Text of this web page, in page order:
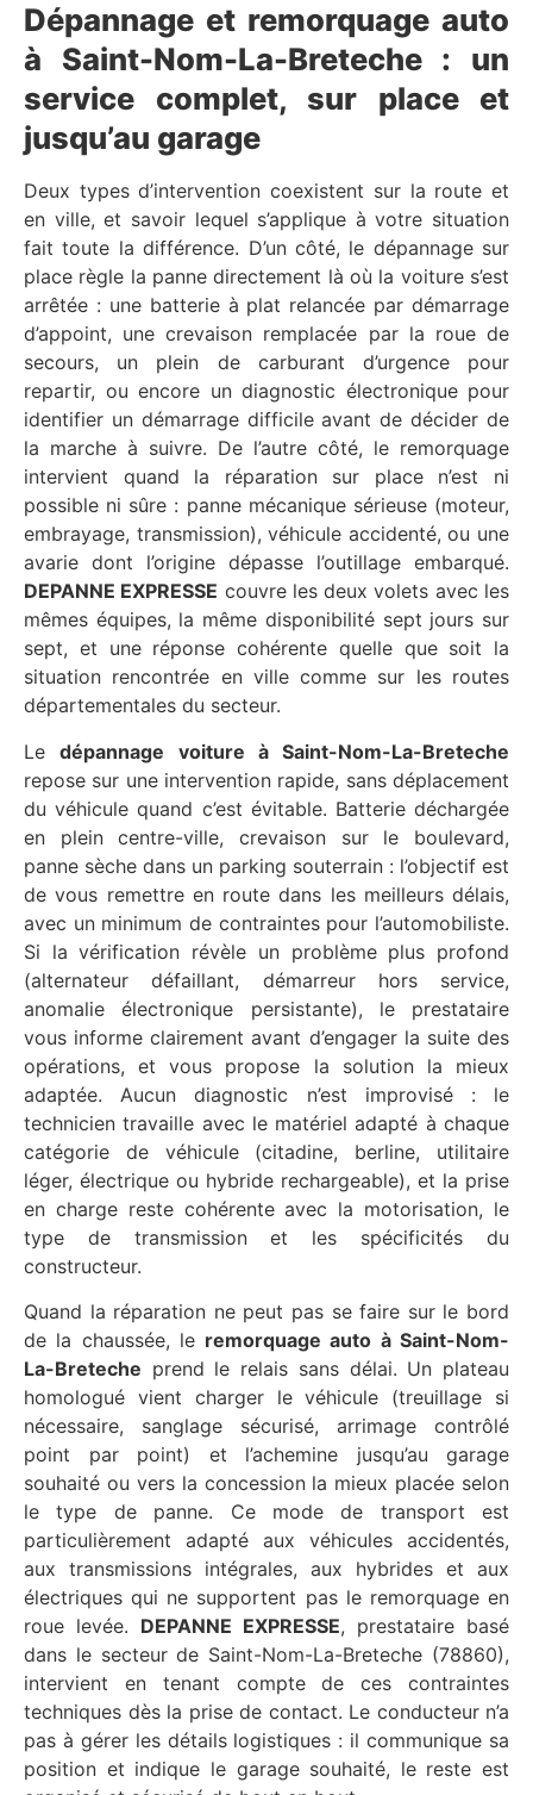
Dépannage et remorquage auto
à Saint-Nom-La-Breteche : un
service complet, sur place et
jusqu’au garage
Deux types d’intervention coexistent sur la route et
en ville, et savoir lequel s’applique à votre situation
fait toute la différence. D’un côté, le dépannage sur
place règle la panne directement là où la voiture s’est
arrêtée : une batterie à plat relancée par démarrage
d’appoint, une crevaison remplacée par la roue de
secours, un plein de carburant d’urgence pour
repartir, ou encore un diagnostic électronique pour
identifier un démarrage difficile avant de décider de
la marche à suivre. De l’autre côté, le remorquage
intervient quand la réparation sur place n’est ni
possible ni sûre : panne mécanique sérieuse (moteur,
embrayage, transmission), véhicule accidenté, ou une
avarie dont l’origine dépasse l’outillage embarqué.
DEPANNE EXPRESSE couvre les deux volets avec les
mêmes équipes, la même disponibilité sept jours sur
sept, et une réponse cohérente quelle que soit la
situation rencontrée en ville comme sur les routes
départementales du secteur.
Ledépannage voiture à Saint-Nom-La-Breteche
repose sur une intervention rapide, sans déplacement
du véhicule quand c’est évitable. Batterie déchargée
en plein centre-ville, crevaison sur le boulevard,
panne sèche dans un parking souterrain : l’objectif est
de vous remettre en route dans les meilleurs délais,
avec un minimum de contraintes pour l’automobiliste.
Si la vérification révèle un problème plus profond
(alternateur défaillant, démarreur hors service,
anomalie électronique persistante), le prestataire
vous informe clairement avant d’engager la suite des
opérations, et vous propose la solution la mieux
adaptée. Aucun diagnostic n’est improvisé : le
technicien travaille avec le matériel adapté à chaque
catégorie de véhicule (citadine, berline, utilitaire
léger, électrique ou hybride rechargeable), et la prise
en charge reste cohérente avec la motorisation, le
type de transmission et les spécificités du
constructeur.
Quand la réparation ne peut pas se faire sur le bord
de la chaussée, le remorquage auto à Saint-Nom-
La-Breteche prend le relais sans délai. Un plateau
homologué vient charger le véhicule (treuillage si
nécessaire, sanglage sécurisé, arrimage contrôlé
point par point) et l’achemine jusqu’au garage
souhaité ou vers la concession la mieux placée selon
le type de panne. Ce mode de transport est
particulièrement adapté aux véhicules accidentés,
aux transmissions intégrales, aux hybrides et aux
électriques qui ne supportent pas le remorquage en
roue levée. DEPANNE EXPRESSE, prestataire basé
dans le secteur de Saint-Nom-La-Breteche (78860),
intervient en tenant compte de ces contraintes
techniques dès la prise de contact. Le conducteur n’a
pas à gérer les détails logistiques : il communique sa
position et indique le garage souhaité, le reste est